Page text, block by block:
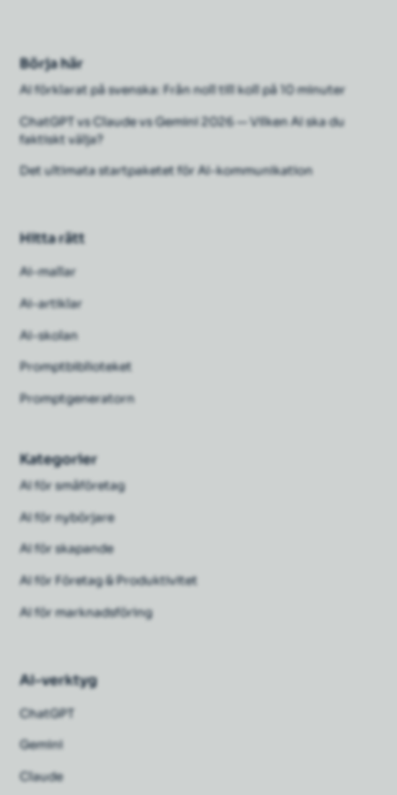
Börja här
AI förklarat på svenska: Från noll till koll på 10 minuter
ChatGPT vs Claude vs Gemini 2026 — Vilken AI ska du
faktiskt välja?
Det ultimata startpaketet för AI-kommunikation
Hitta rätt
Ai-mallar
Ai-artiklar
AI-skolan
Promptbiblioteket
Promptgeneratorn
Kategorier
AI för småföretag
AI för nybörjare
AI för skapande
AI för Företag & Produktivitet
AI för marknadsföring
AI-verktyg
ChatGPT
Gemini
Claude